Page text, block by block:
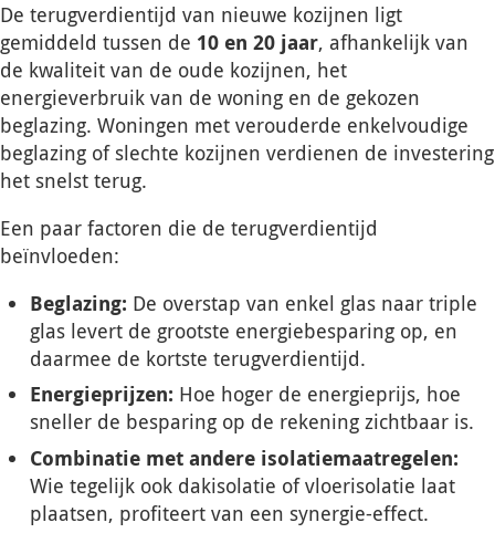
De terugverdientijd van nieuwe kozijnen ligt
gemiddeld tussen de 10 en 20 jaar, afhankelijk van
de kwaliteit van de oude kozijnen, het
energieverbruik van de woning en de gekozen
beglazing. Woningen met verouderde enkelvoudige
beglazing of slechte kozijnen verdienen de investering
het snelst terug.
Een paar factoren die de terugverdientijd
beïnvloeden:
Beglazing: De overstap van enkel glas naar triple
glas levert de grootste energiebesparing op, en
daarmee de kortste terugverdientijd.
Energieprijzen: Hoe hoger de energieprijs, hoe
sneller de besparing op de rekening zichtbaar is.
Combinatie met andere isolatiemaatregelen:
Wie tegelijk ook dakisolatie of vloerisolatie laat
plaatsen, profiteert van een synergie-effect.